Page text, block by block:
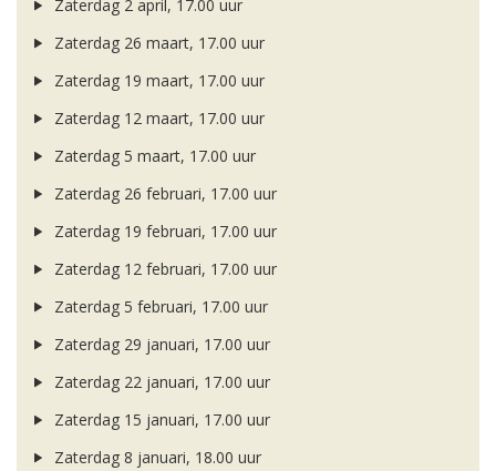
Zaterdag 2 april, 17.00 uur
Zaterdag 26 maart, 17.00 uur
Zaterdag 19 maart, 17.00 uur
Zaterdag 12 maart, 17.00 uur
Zaterdag 5 maart, 17.00 uur
Zaterdag 26 februari, 17.00 uur
Zaterdag 19 februari, 17.00 uur
Zaterdag 12 februari, 17.00 uur
Zaterdag 5 februari, 17.00 uur
Zaterdag 29 januari, 17.00 uur
Zaterdag 22 januari, 17.00 uur
Zaterdag 15 januari, 17.00 uur
Zaterdag 8 januari, 18.00 uur